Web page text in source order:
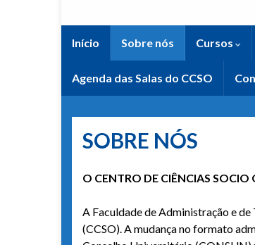
Início Sobre nós Cursos
Agenda das Salas do CCSO
SOBRE NÓS
O CENTRO DE CIÊNCIAS
A Faculdade de Administração e
(CCSO). A mudança no formato